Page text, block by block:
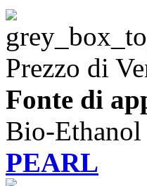
Prezzo di
Fonte di
Bio-Ethanol
PEARL